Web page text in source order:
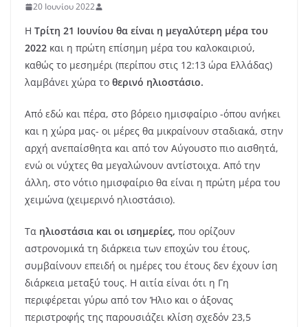
20 Ιουνίου 2022
Η Τρίτη 21 Ιουνίου θα είναι η μεγαλύτερη μέρα του
2022 και η πρώτη επίσημη μέρα του καλοκαιριού,
καθώς το μεσημέρι (περίπου στις 12:13 ώρα Ελλάδας)
λαμβάνει χώρα το θερινό ηλιοστάσιο.
Από εδώ και πέρα, στο βόρειο ημισφαίριο -όπου ανήκει
και η χώρα μας- οι μέρες θα μικραίνουν σταδιακά, στην
αρχή ανεπαίσθητα και από τον Αύγουστο πιο αισθητά,
ενώ οι νύχτες θα μεγαλώνουν αντίστοιχα. Από την
άλλη, στο νότιο ημισφαίριο θα είναι η πρώτη μέρα του
χειμώνα (χειμερινό ηλιοστάσιο).
Τα ηλιοστάσια και οι ισημερίες, που ορίζουν
αστρονομικά τη διάρκεια των εποχών του έτους,
συμβαίνουν επειδή οι ημέρες του έτους δεν έχουν ίση
διάρκεια μεταξύ τους. Η αιτία είναι ότι η Γη
περιφέρεται γύρω από τον Ήλιο και ο άξονας
περιστροφής της παρουσιάζει κλίση σχεδόν 23,5